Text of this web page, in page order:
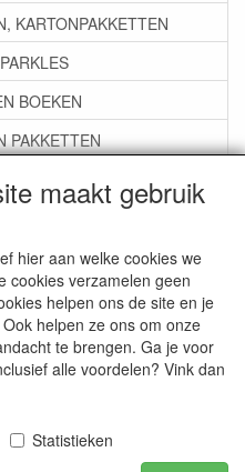
maakt gebruik
hier aan welke cookies we
cookies verzamelen geen
helpen ons de site en je
helpen ze ons om onze
te brengen. Ga je voor
alle voordelen? Vink dan
Statistieken
KARTONPAKKETTEN
BOEKEN
PAKKETTEN
STEMPELS
TOEBEHOREN
GELPEN,MARKER
MET ENV. €0,75